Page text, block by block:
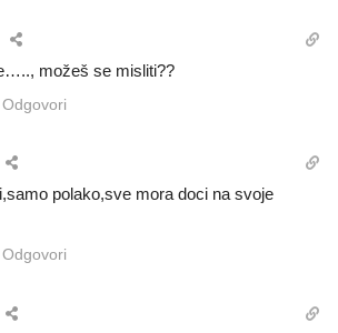
možeš se misliti??
Odgovori
polako,sve mora doci na svoje
Odgovori